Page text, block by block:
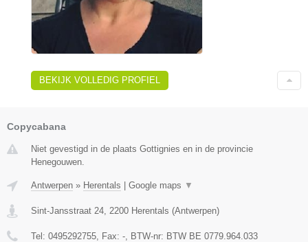
BEKIJK VOLLEDIG PROFIEL
Copycabana
Niet gevestigd in de plaats Gottignies en in de provincie
Henegouwen.
Antwerpen » Herentals Google maps ▼
Sint-Jansstraat 24 2200 Herentals (Antwerpen)
Tel: 0495292755 , Fax: - , BTW-nr: BTW BE 0779.964.033